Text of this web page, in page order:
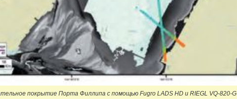
покрытие Порта Филлипа с помощью Fugro LADS HD и RIEGL VQ-820-G